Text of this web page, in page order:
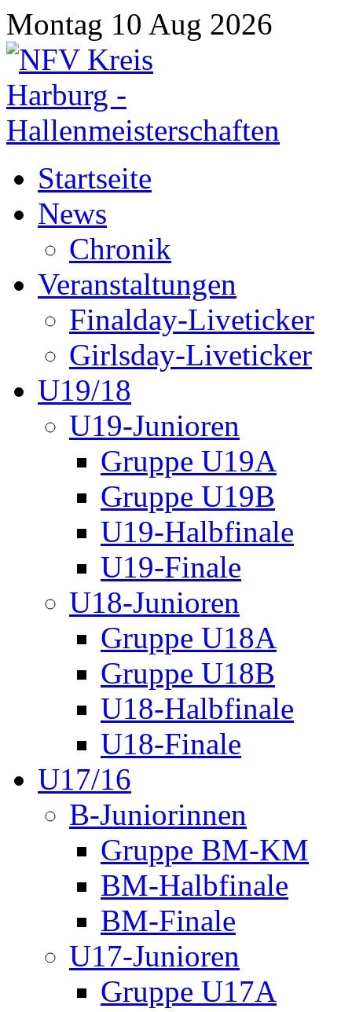
Montag 10 Aug 2026
Startseite
News
Chronik
Veranstaltungen
Finalday-Liveticker
Girlsday-Liveticker
U19/18
U19-Junioren
Gruppe U19A
Gruppe U19B
U19-Halbfinale
U19-Finale
U18-Junioren
Gruppe U18A
Gruppe U18B
U18-Halbfinale
U18-Finale
U17/16
B-Juniorinnen
Gruppe BM-KM
BM-Halbfinale
BM-Finale
U17-Junioren
Gruppe U17A